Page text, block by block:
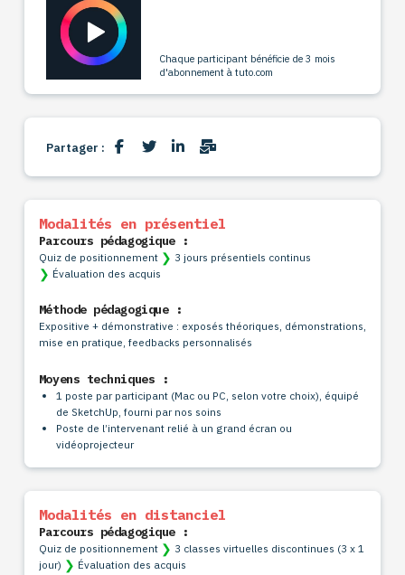
Chaque participant bénéficie de 3 mois
d'abonnement à tuto.com
Partager :
Modalités en présentiel
Parcours pédagogique :
Quiz de positionnement ❯ 3 jours présentiels continus
❯ Évaluation des acquis
Méthode pédagogique :
Expositive + démonstrative : exposés théoriques, démonstrations,
mise en pratique, feedbacks personnalisés
Moyens techniques :
1 poste par participant (Mac ou PC, selon votre choix), équipé
de SketchUp,fourni par nos soins
Poste de l’intervenant relié à un grand écran ou
vidéoprojecteur
Modalités en distanciel
Parcours pédagogique :
Quiz de positionnement ❯ 3 classes virtuelles discontinues (3 x 1
jour) ❯ Évaluation des acquis